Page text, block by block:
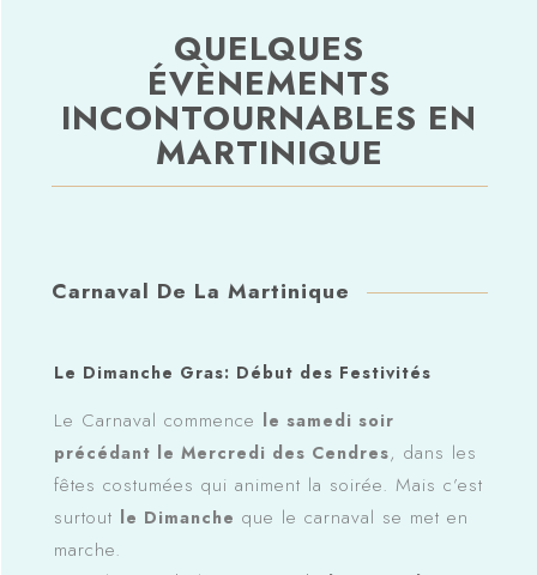
QUELQUES
ÉVÈNEMENTS
INCONTOURNABLES EN
MARTINIQUE
Carnaval De La Martinique
Le Dimanche Gras: Début des Festivités
Le Carnaval commence le samedi soir
précédant le Mercredi des Cendres, dans les
fêtes costumées qui animent la soirée. Mais c’est
surtout le Dimanche que le carnaval se met en
marche.